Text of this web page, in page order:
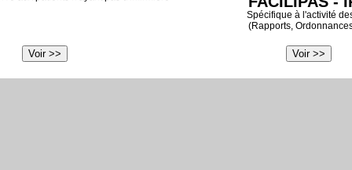
Spécifique à l'activité
(Rapports,